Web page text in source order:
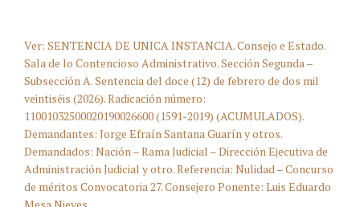
Ver: SENTENCIA DE UNICA INSTANCIA. Consejo e Estado.
Sala de lo Contencioso Administrativo. Sección Segunda –
Subsección A. Sentencia del doce (12) de febrero de dos mil
veintiséis (2026). Radicación número:
11001032500020190026600 (1591-2019) (ACUMULADOS).
Demandantes: Jorge Efraín Santana Guarín y otros.
Demandados: Nación – Rama Judicial – Dirección Ejecutiva de
Administración Judicial y otro. Referencia: Nulidad – Concurso
de méritos Convocatoria 27. Consejero Ponente: Luis Eduardo